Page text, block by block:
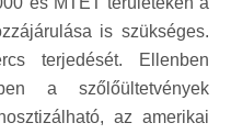
is szükséges.
terjedését. Ellenben
a szőlőültetvények
az amerikai